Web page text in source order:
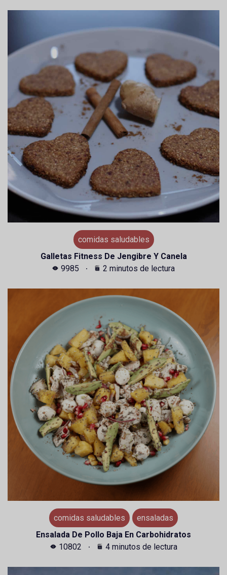
comidas saludables
Galletas Fitness De Jengibre Y Canela
9985
2 minutos de lectura
comidas saludables
ensaladas
Ensalada De Pollo Baja En Carbohidratos
10802
4 minutos de lectura